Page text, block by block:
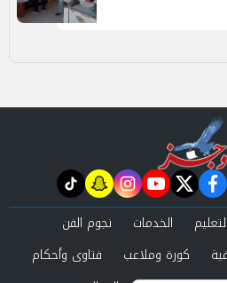
facebook
twitter
youtube
instagram
snapchat
tiktok
الخدمات
نجوم الفن
كورة وملاعب
فتاوى وأحكام